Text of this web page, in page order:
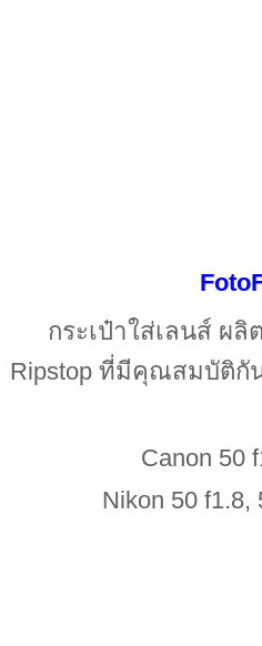
กระเป๋าใส่เลนส์ ผลิ
Ripstop ที่มีคุณสมบัติกั
Canon 50
Nikon 50 f1.8,